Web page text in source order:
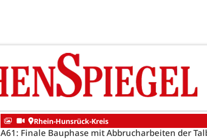
Rhein-Hunsrück-Kreis
A61: Finale Bauphase mit Abbrucharbeiten der